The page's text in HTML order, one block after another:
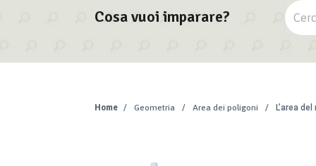
Cosa vuoi imparare?
Home / Geometria / Area dei poligoni / L’area